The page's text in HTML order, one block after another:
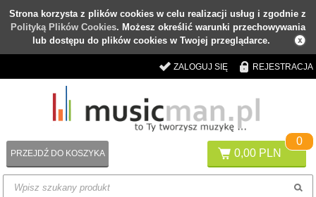
Strona korzysta z plików cookies w celu realizacji usług i zgodnie z
Polityką Plików Cookies. Możesz określić warunki przechowywania
lub dostępu do plików cookies w Twojej przeglądarce.
ZALOGUJ SIĘ REJESTRACJA
0,00 PLN
0
PRZEJDŹ DO KOSZYKA